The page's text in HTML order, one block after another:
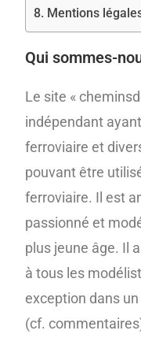
Mentions
Qui sommes-
Le site «
indépendant
ferroviaire et
pouvant être
ferroviaire. Il est
passionné et
plus jeune âge. Il
à tous les
exception dans
(cf.